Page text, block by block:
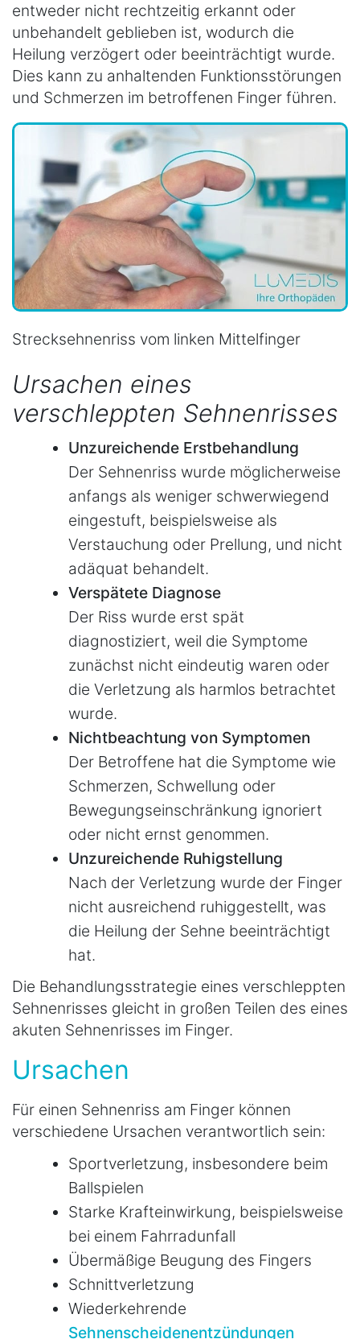
entweder nicht rechtzeitig erkannt oder
unbehandelt geblieben ist, wodurch die
Heilung verzögert oder beeinträchtigt wurde.
Dies kann zu anhaltenden Funktionsstörungen
und Schmerzen im betroffenen Finger führen.
Strecksehnenriss vom linken Mittelfinger
Ursachen eines
verschleppten Sehnenrisses
Unzureichende Erstbehandlung
Der Sehnenriss wurde möglicherweise
anfangs als weniger schwerwiegend
eingestuft, beispielsweise als
Verstauchung oder Prellung, und nicht
adäquat behandelt.
Verspätete Diagnose
Der Riss wurde erst spät
diagnostiziert, weil die Symptome
zunächst nicht eindeutig waren oder
die Verletzung als harmlos betrachtet
wurde.
Nichtbeachtung von Symptomen
Der Betroffene hat die Symptome wie
Schmerzen, Schwellung oder
Bewegungseinschränkung ignoriert
oder nicht ernst genommen.
Unzureichende Ruhigstellung
Nach der Verletzung wurde der Finger
nicht ausreichend ruhiggestellt, was
die Heilung der Sehne beeinträchtigt
hat.
Die Behandlungsstrategie eines verschleppten
Sehnenrisses gleicht in großen Teilen des eines
akuten Sehnenrisses im Finger.
Ursachen
Für einen Sehnenriss am Finger können
verschiedene Ursachen verantwortlich sein:
Sportverletzung, insbesondere beim
Ballspielen
Starke Krafteinwirkung, beispielsweise
bei einem Fahrradunfall
Übermäßige Beugung des Fingers
Schnittverletzung
Wiederkehrende
Sehnenscheidenentzündungen